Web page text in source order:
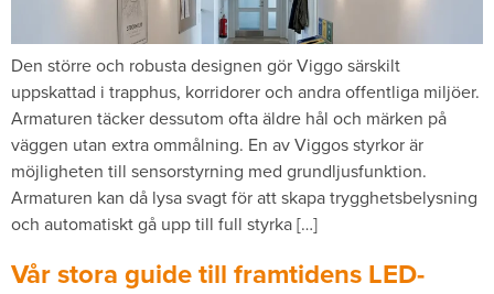
Den större och robusta designen gör Viggo särskilt
uppskattad i trapphus, korridorer och andra offentliga miljöer.
Armaturen täcker dessutom ofta äldre hål och märken på
väggen utan extra ommålning. En av Viggos styrkor är
möjligheten till sensorstyrning med grundljusfunktion.
Armaturen kan då lysa svagt för att skapa trygghetsbelysning
och automatiskt gå upp till full styrka […]
Vår stora guide till framtidens LED-